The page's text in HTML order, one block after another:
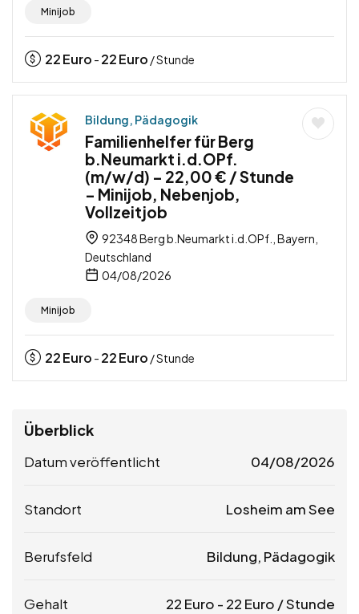
Minijob
22Euro - 22Euro / Stunde
Bildung, Pädagogik
Familienhelfer für Berg
b.Neumarkt i.d.OPf.
(m/w/d) – 22,00 € / Stunde
– Minijob, Nebenjob,
Vollzeitjob
92348 Berg b.Neumarkt i.d.OPf., Bayern,
Deutschland
04/08/2026
Minijob
22Euro - 22Euro / Stunde
Überblick
Datum veröffentlicht 04/08/2026
Standort Losheim am See
Berufsfeld Bildung, Pädagogik
Gehalt 22 Euro - 22 Euro / Stunde